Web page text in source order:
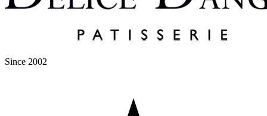
Since 2002